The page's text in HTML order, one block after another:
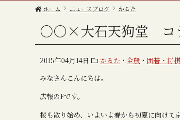
ホーム ニュースブログ かるた
○○×大石天狗堂 コラ
2015年04月14日 かるた • 全般 • 囲碁・将棋
みなさんこんにちは。
広報のFです。
桜も散り始め、いよいよ春から初夏に向けて